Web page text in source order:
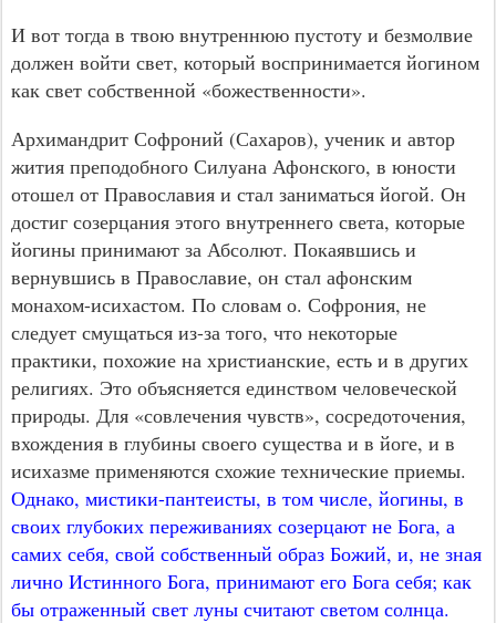
И вот тогда в твою внутреннюю пустоту и безмолвие
должен войти свет, который воспринимается йогином
как свет собственной «божественности».
Архимандрит Софроний (Сахаров), ученик и автор
жития преподобного Силуана Афонского, в юности
отошел от Православия и стал заниматься йогой. Он
достиг созерцания этого внутреннего света, которые
йогины принимают за Абсолют. Покаявшись и
вернувшись в Православие, он стал афонским
монахом-исихастом. По словам о. Софрония, не
следует смущаться из-за того, что некоторые
практики, похожие на христианские, есть и в других
религиях. Это объясняется единством человеческой
природы. Для «совлечения чувств», сосредоточения,
вхождения в глубины своего существа и в йоге, и в
исихазме применяются схожие технические приемы.
Однако, мистики-пантеисты, в том числе, йогины, в
своих глубоких переживаниях созерцают не Бога, а
самих себя, свой собственный образ Божий, и, не зная
лично Истинного Бога, принимают его Бога себя; как
бы отраженный свет луны считают светом солнца.